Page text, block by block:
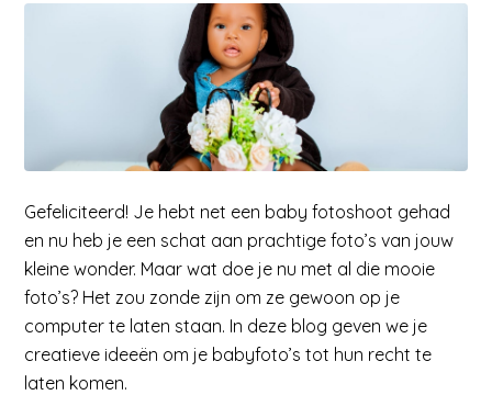
Gefeliciteerd! Je hebt net een baby fotoshoot gehad
en nu heb je een schat aan prachtige foto’s van jouw
kleine wonder. Maar wat doe je nu met al die mooie
foto’s? Het zou zonde zijn om ze gewoon op je
computer te laten staan. In deze blog geven we je
creatieve ideeën om je babyfoto’s tot hun recht te
laten komen.